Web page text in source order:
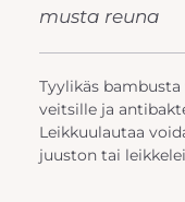
musta reuna
Tyylikäs
veitsille ja
Leikkuulautaa
juuston tai